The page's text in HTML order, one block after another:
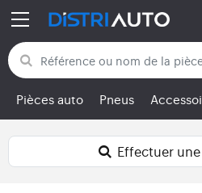
Retour aux catégories
Pièces auto Pneus
Effectuer